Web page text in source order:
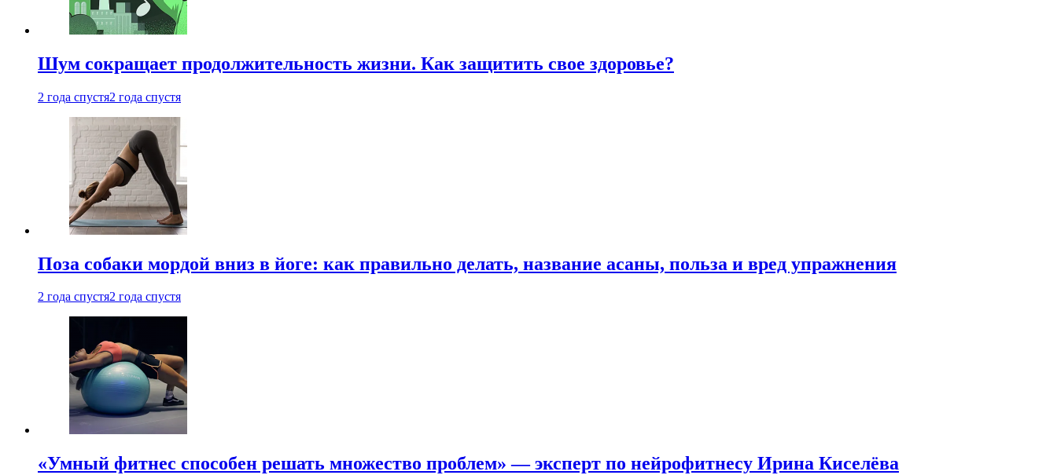
Шум сокращает продолжительность жизни. Как защитить свое здоровье?
2 года спустя2 года спустя
Поза собаки мордой вниз в йоге: как правильно делать, название асаны, польза и вред упражнения
2 года спустя2 года спустя
«Умный фитнес способен решать множество проблем» — эксперт по нейрофитнесу Ирина Киселёва